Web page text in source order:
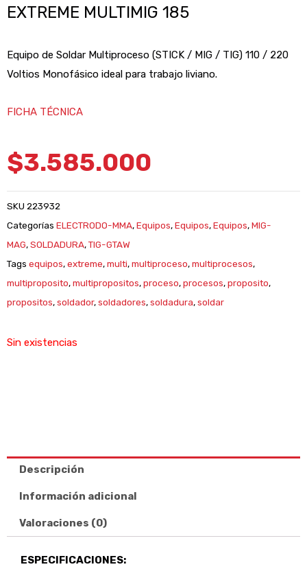
EXTREME MULTIMIG 185
Equipo de Soldar Multiproceso (STICK / MIG / TIG) 110 / 220
Voltios Monofásico ideal para trabajo liviano.
FICHA TÉCNICA
$3.585.000
SKU 223932
Categorías ELECTRODO-MMA,Equipos,Equipos,Equipos,MIG-
MAG,SOLDADURA,TIG-GTAW
Tags equipos,extreme,multi,multiproceso,multiprocesos,
multiproposito,multipropositos,proceso,procesos,proposito,
propositos,soldador,soldadores,soldadura,soldar
Sin existencias
Descripción
Información adicional
Valoraciones (0)
ESPECIFICACIONES: